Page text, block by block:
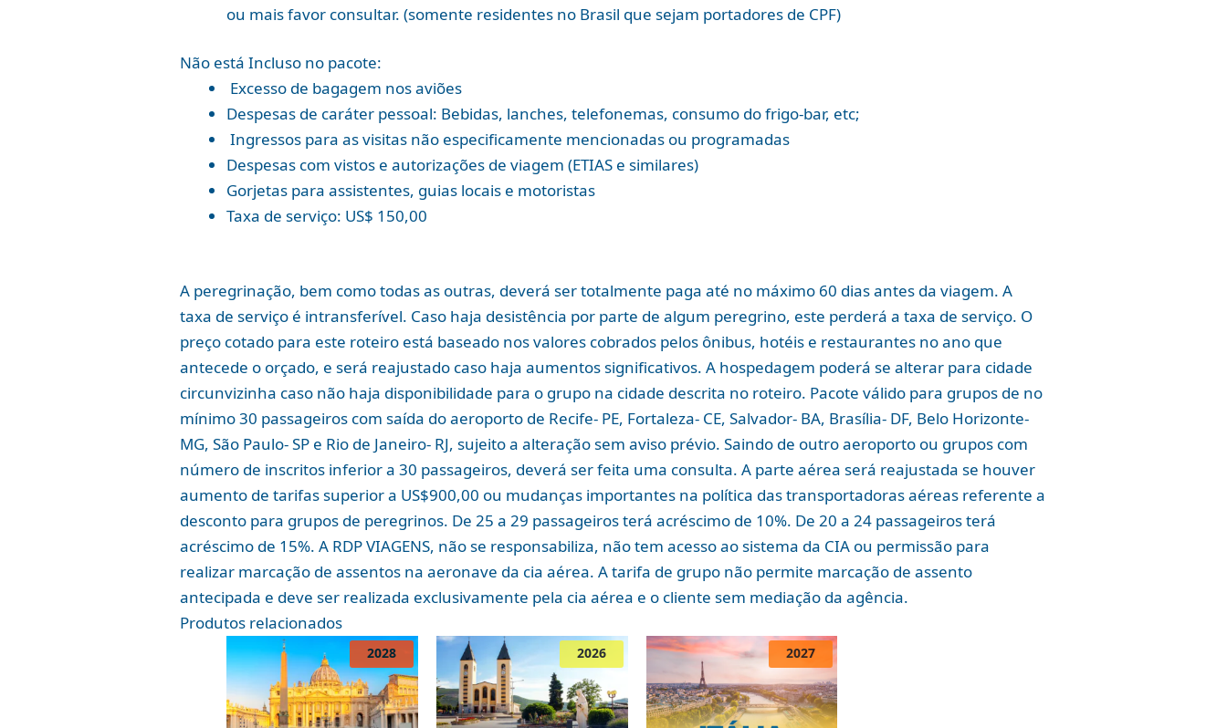
ou mais favor consultar. (somente residentes no Brasil que sejam portadores de CPF)
Não está Incluso no pacote:
Excesso de bagagem nos aviões
Despesas de caráter pessoal: Bebidas, lanches, telefonemas, consumo do frigo-bar, etc;
Ingressos para as visitas não especificamente mencionadas ou programadas
Despesas com vistos e autorizações de viagem (ETIAS e similares)
Gorjetas para assistentes, guias locais e motoristas
Taxa de serviço: US$ 150,00
A peregrinação, bem como todas as outras, deverá ser totalmente paga até no máximo 60 dias antes da viagem. A
taxa de serviço é intransferível. Caso haja desistência por parte de algum peregrino, este perderá a taxa de serviço. O
preço cotado para este roteiro está baseado nos valores cobrados pelos ônibus, hotéis e restaurantes no ano que
antecede o orçado, e será reajustado caso haja aumentos significativos. A hospedagem poderá se alterar para cidade
circunvizinha caso não haja disponibilidade para o grupo na cidade descrita no roteiro. Pacote válido para grupos de no
mínimo 30 passageiros com saída do aeroporto de Recife- PE, Fortaleza- CE, Salvador- BA, Brasília- DF, Belo Horizonte-
MG, São Paulo- SP e Rio de Janeiro- RJ, sujeito a alteração sem aviso prévio. Saindo de outro aeroporto ou grupos com
número de inscritos inferior a 30 passageiros, deverá ser feita uma consulta. A parte aérea será reajustada se houver
aumento de tarifas superior a US$900,00 ou mudanças importantes na política das transportadoras aéreas referente a
desconto para grupos de peregrinos. De 25 a 29 passageiros terá acréscimo de 10%. De 20 a 24 passageiros terá
acréscimo de 15%. A RDP VIAGENS, não se responsabiliza, não tem acesso ao sistema da CIA ou permissão para
realizar marcação de assentos na aeronave da cia aérea. A tarifa de grupo não permite marcação de assento
antecipada e deve ser realizada exclusivamente pela cia aérea e o cliente sem mediação da agência.
Produtos relacionados
2028 2026 2027